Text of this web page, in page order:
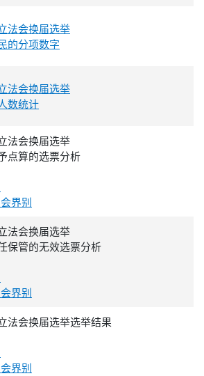
法会换届选举
的分项数字
法会换届选举
数统计
法会换届选举
点算的选票分析
界别
法会换届选举
保管的无效选票分析
界别
法会换届选举选举结果
界别